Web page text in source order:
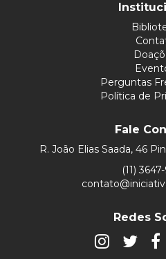
Perguntas
Política de
Fale
R. João Elias Saada, 46
(11)
Redes